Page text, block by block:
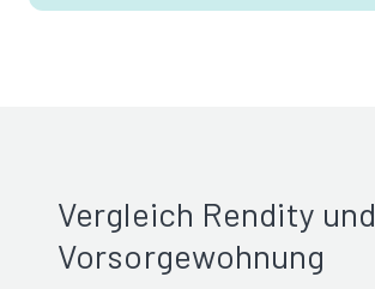
Vergleich Rendity und
Vorsorgewohnung